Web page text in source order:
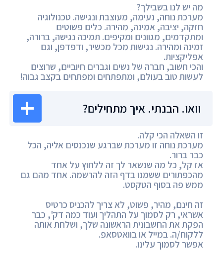
מה יש לנו בשבילך?
מערכת נוחה, נעימה, מעוצבת ונגישה. טכנולוגיה
חזקה, יציבה, אמינה, מהירה. כלים פשוטים
ומתקדמים, מגוונים ומקיפים. תמיכה נגישה, ברורה,
זמינה ומהירה. נגישות מכל מכשיר, ודפדפן, וגם
אפליקציות.
והכי חשוב, חברה של נשים וגברים חיוביים, שרוצים
לעשות טוב בעולם, ומתפתחים ומפתחים בקצב גבוה!
וואו. הבנתי. איך מתחילים?
זו השאלה הכי קלה.
מערכת נוחה זו מערכת שברגע שנכנסים אליה, הכל
כבר ברור.
אז קל, כל מה שנשאר לך זה ללחוץ על אחד
מהכפתורים ששמנו בדף הזה להרשמה. אחד מהם גם
ממש פה בסוף הטקסט.
זה חינם, מהיר, פשוט, לא צריך להכניס כרטיס
אשראי, רק לסמוך על התהליך ועוד כמה דק', כבר
הפקת את החשבונית הראשונה שלך, ושלחת אותה
ללקוח/ה. במייל או בוואטסאפ.
אפשר לסמוך עלינו.